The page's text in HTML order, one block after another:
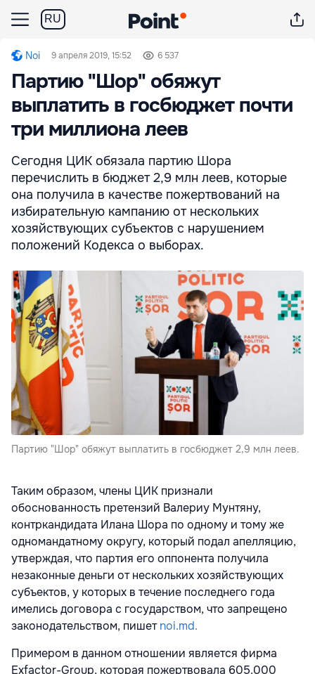
RU
Noi 9 апреля 2019, 15:52 6 537
Партию "Шор" обяжут
выплатить в госбюджет почти
три миллиона леев
Сегодня ЦИК обязала партию Шора
перечислить в бюджет 2,9 млн леев, которые
она получила в качестве пожертвований на
избирательную кампанию от нескольких
хозяйствующих субъектов с нарушением
положений Кодекса о выборах.
Партию "Шор" обяжут выплатить в госбюджет 2,9 млн леев.
Таким образом, члены ЦИК признали
обоснованность претензий Валериу Мунтяну,
контркандидата Илана Шора по одному и тому же
одномандатному округу, который подал апелляцию,
утверждая, что партия его оппонента получила
незаконные деньги от нескольких хозяйствующих
субъектов, у которых в течение последнего года
имелись договора с государством, что запрещено
законодательством, пишетnoi.md.
Примером в данном отношении является фирма
Exfactor-Group, которая пожертвовала 605.000